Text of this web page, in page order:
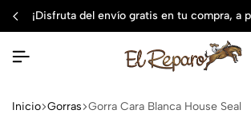
¡disfruta del envío gratis en tu compra, a partir de
Inicio Gorras Gorra Cara Blanca House Seal